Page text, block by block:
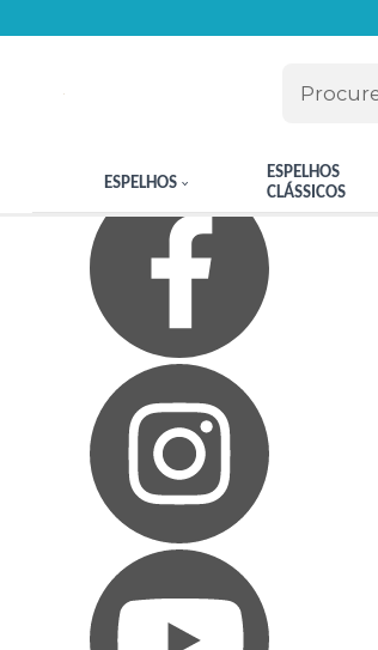
ESPELHOS
ESPELHOS
CLÁSSICOS